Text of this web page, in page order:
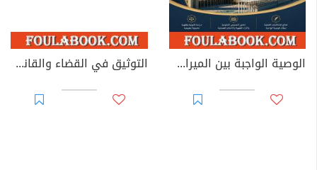
الوصية الواجبة بين الميراث والوصية: دراسة في الطبيعة القانونية والأساس التشريعي وإشكاليات التطبيق التوثيق في القضاء والقانون المغربيين - الأجزاء من 44 إلى 67